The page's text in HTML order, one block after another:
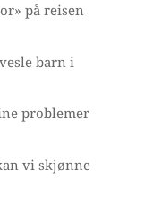
på reisen
barn i
problemer
vi skjønne